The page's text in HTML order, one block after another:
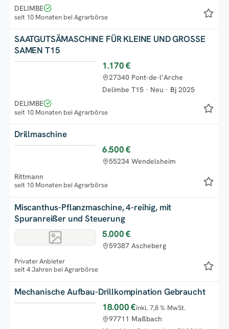
DELIMBE
seit 10 Monaten bei Agrarbörse
SAATGUTSÄMASCHINE FÜR KLEINE UND GROSSE
SAMEN T15
1.170 €
Delimbe T15 · Neu · Bj 2025
27340 Pont-de-l’Arche
DELIMBE
seit 10 Monaten bei Agrarbörse
Drillmaschine
6.500 €
55234 Wendelsheim
Rittmann
seit 10 Monaten bei Agrarbörse
Miscanthus-Pflanzmaschine, 4-reihig, mit
Spuranreißer und Steuerung
5.000 €
59387 Ascheberg
Privater Anbieter
seit 4 Jahren bei Agrarbörse
Mechanische Aufbau-Drillkompination Gebraucht
18.000 €inkl. 7,8 % MwSt.
97711 Maßbach